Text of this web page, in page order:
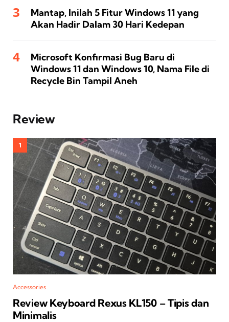
Mantap, Inilah 5 Fitur Windows 11 yang
Akan Hadir Dalam 30 Hari Kedepan
Microsoft Konfirmasi Bug Baru di
Windows 11 dan Windows 10, Nama File di
Recycle Bin Tampil Aneh
Review
Accessories
Review Keyboard Rexus KL150 – Tipis dan
Minimalis